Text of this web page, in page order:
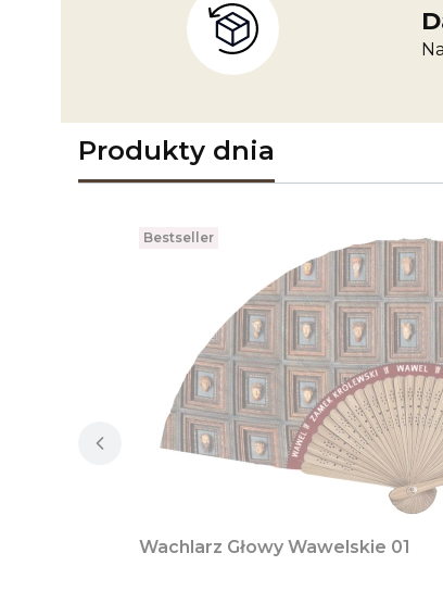
Produkty dnia
Bestseller
Wachlarz Głowy Wawelskie 01